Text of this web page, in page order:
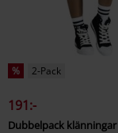
% 2-Pack
191:-
Dubbelpack klänningar